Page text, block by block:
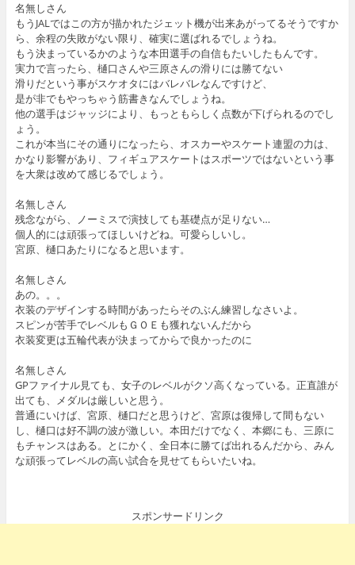
名無しさん
もうJALではこの方が描かれたジェット機が出来あがってるそうですか
ら、余程の失敗がない限り、確実に選ばれるでしょうね。
もう決まっているかのような本田選手の自信もたいしたもんです。
実力で言ったら、樋口さんや三原さんの滑りには勝てない
滑りだという事がスケオタにはバレバレなんですけど、
是が非でもやっちゃう筋書きなんでしょうね。
他の選手はジャッジにより、もっともらしく点数が下げられるのでし
ょう。
これが本当にその通りになったら、オスカーやスケート連盟の力は、
かなり影響があり、フィギュアスケートはスポーツではないという事
を大衆は改めて感じるでしょう。
名無しさん
残念ながら、ノーミスで演技しても基礎点が足りない…
個人的には頑張ってほしいけどね。可愛らしいし。
宮原、樋口あたりになると思います。
名無しさん
あの。。。
衣装のデザインする時間があったらそのぶん練習しなさいよ。
スピンが苦手でレベルもＧＯＥも獲れないんだから
衣装変更は五輪代表が決まってからで良かったのに
名無しさん
GPファイナル見ても、女子のレベルがクソ高くなっている。正直誰が
出ても、メダルは厳しいと思う。
普通にいけば、宮原、樋口だと思うけど、宮原は復帰して間もない
し、樋口は好不調の波が激しい。本田だけでなく、本郷にも、三原に
もチャンスはある。とにかく、全日本に勝てば出れるんだから、みん
な頑張ってレベルの高い試合を見せてもらいたいね。
スポンサードリンク